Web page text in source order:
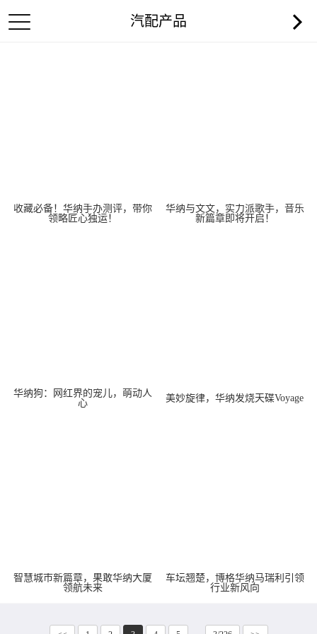
汽配产品
收藏必备！华纳手办测评，带你
领略匠心独运！
华纳与文文，实力派歌手，音乐
新篇章即将开启！
华纳狗：网红界的宠儿，萌动人
心
美妙旋律，华纳发烧天碟Voyage
智慧城市新篇章，果敢华纳大厦
领航未来
车坛翘楚，博格华纳马瑞利引领
行业新风向